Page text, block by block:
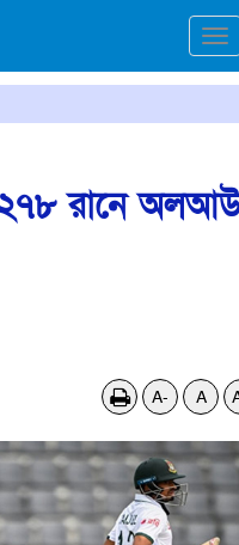
২৭৮ রানে
A- A